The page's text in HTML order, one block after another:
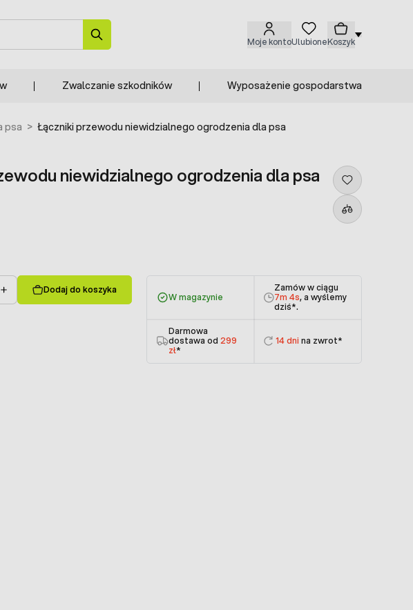
Moje kontoUlubioneKoszyk
Zwalczanie szkodników Wyposażenie gospodarstwa
psa > Łączniki przewodu niewidzialnego ogrodzenia dla psa
niewidzialnego ogrodzenia dla psa
Dodaj do koszyka
W magazynie
Zamów w ciągu
7m 4s, a wyślemy
dziś*.
Darmowa
dostawa od 299
zł*
14 dni na zwrot*